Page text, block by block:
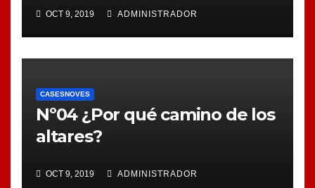
OCT 9, 2019 ADMINISTRADOR
CASESNOVES
Nº04 ¿Por qué camino de los
altares?
OCT 9, 2019 ADMINISTRADOR